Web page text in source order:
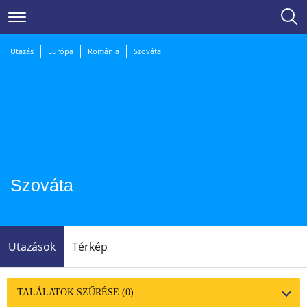
Utazás Európa Románia Szováta
Szováta
Utazások Térkép
TALÁLATOK SZŰRÉSE (0)